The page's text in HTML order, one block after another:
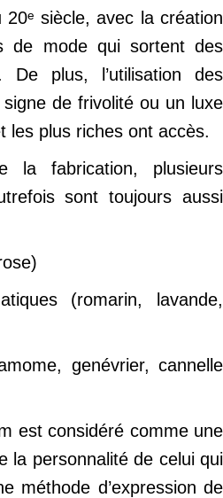
siècle, avec la création
de mode qui sortent des
De plus, l’utilisation des
de frivolité ou un luxe
les plus riches ont accès.
fabrication, plusieurs
sont toujours aussi
(romarin, lavande,
genévrier, cannelle
est considéré comme une
la personnalité de celui qui
méthode d’expression de